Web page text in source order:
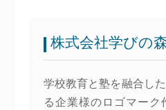
株式会社学びの
学校教育と塾を融合し
る企業様のロゴマーク